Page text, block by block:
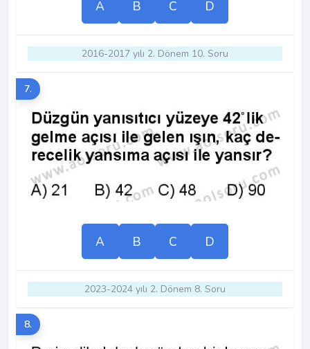
A B C D
2016-2017 yılı 2. Dönem 10. Soru
7.
A B C D
2023-2024 yılı 2. Dönem 8. Soru
8.